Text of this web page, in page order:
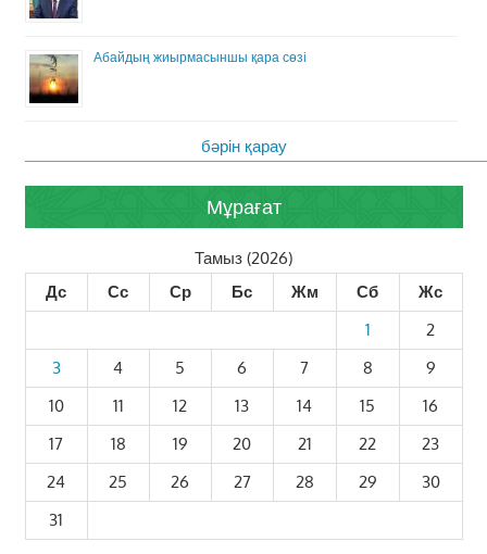
Абайдың жиырмасыншы қара сөзі
бәрін қарау
Мұрағат
Тамыз (2026)
Дс
Сс Ср Бс Жм Сб
Жс
1
2
3
4 5 6 7 8
9
10
11 12 13 14 15
16
17
18 19 20 21 22
23
24
25 26 27 28 29
30
31